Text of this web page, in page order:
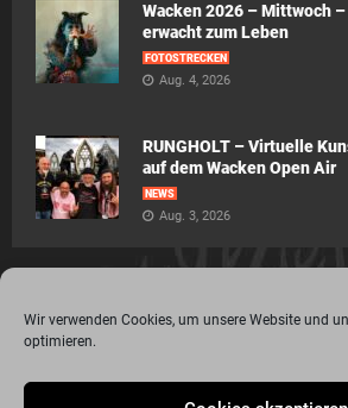
Wir verwenden Cookies, um unsere Website und
optimieren.
Wacken 2026 – Mittwoch –
erwacht zum Leben
FOTOSTRECKEN
Aug. 4, 2026
RUNGHOLT – Virtuelle
auf dem Wacken Open Air
NEWS
Aug. 3, 2026